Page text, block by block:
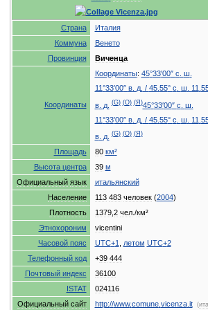
Страна
Италия
Коммуна
Венето
Провинция
Виченца
Координаты
Координаты: 45°33′00″ с ш
11°33′00″ в. д. / 45. 55° с ш 11
в. д. (G) (O) (Я )45°33′00″ с ш
11°33′00″ в. д. / 45. 55° с ш 11
в. д. (G) (O) (Я )
Площадь 80 км²
Высота центра 39 м
Официальный язык
итальянский
Население
113 483 человек(2004)
Плотность
1379, 2 чел./км²
Этнохороним
vicentini
Часовой пояс UTC+1 летом UTC+2
Телефонный код +39 444
Почтовый индекс
36100
ISTAT
024116
Официальный сайт http://www.comune. vicenza. it (